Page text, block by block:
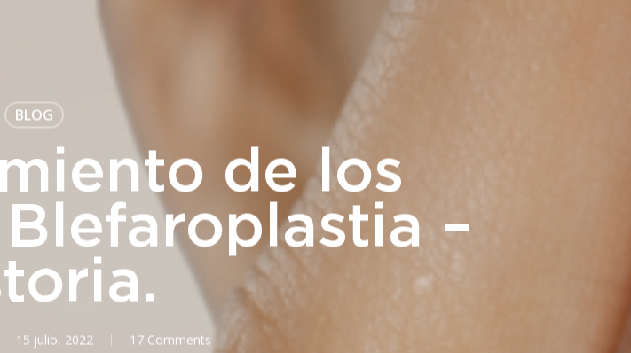
BLOG
de los
–
15 julio, 2022 17 Comments